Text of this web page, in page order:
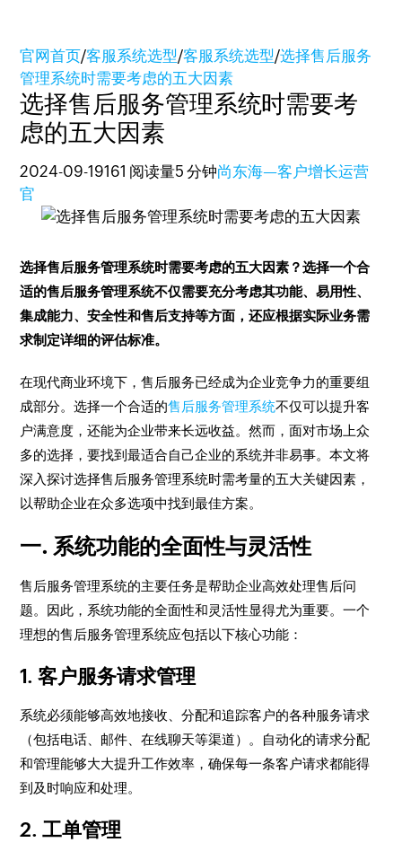
官网首页/客服系统选型/客服系统选型/选择售后服务
管理系统时需要考虑的五大因素
选择售后服务管理系统时需要考
虑的五大因素
2024-09-19161 阅读量5 分钟尚东海—客户增长运营
官
选择售后服务管理系统时需要考虑的五大因素？选择一个合
适的售后服务管理系统不仅需要充分考虑其功能、易用性、
集成能力、安全性和售后支持等方面，还应根据实际业务需
求制定详细的评估标准。
在现代商业环境下，售后服务已经成为企业竞争力的重要组
成部分。选择一个合适的售后服务管理系统不仅可以提升客
户满意度，还能为企业带来长远收益。然而，面对市场上众
多的选择，要找到最适合自己企业的系统并非易事。本文将
深入探讨选择售后服务管理系统时需考量的五大关键因素，
以帮助企业在众多选项中找到最佳方案。
一. 系统功能的全面性与灵活性
售后服务管理系统的主要任务是帮助企业高效处理售后问
题。因此，系统功能的全面性和灵活性显得尤为重要。一个
理想的售后服务管理系统应包括以下核心功能：
1. 客户服务请求管理
系统必须能够高效地接收、分配和追踪客户的各种服务请求
（包括电话、邮件、在线聊天等渠道）。自动化的请求分配
和管理能够大大提升工作效率，确保每一条客户请求都能得
到及时响应和处理。
2. 工单管理